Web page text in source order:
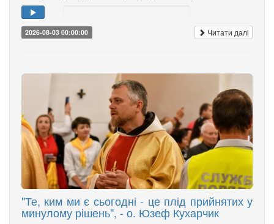
2026-08-03 00:00:00 Читати далі
"Те, ким ми є сьогодні - це плід прийнятих у
минулому рішень", - о. Юзеф Кухарчик